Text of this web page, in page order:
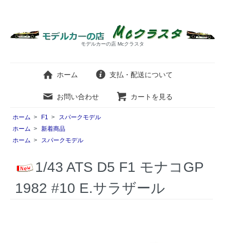
モデルカーの店 Mcクラスタ
ホーム 支払・配送について
お問い合わせ カートを見る
ホーム > F1 >
スパークモデル
ホーム > 新着商品
ホーム > スパークモデル
1/43 ATS D5 F1 モナコGP
1982 #10 E.サラザール